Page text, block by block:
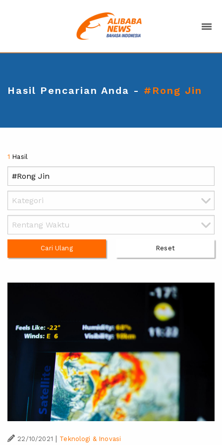
Hasil Pencarian Anda - #Rong Jin
1 Hasil
Cari Ulang Reset
22/10/2021 | Teknologi & Inovasi